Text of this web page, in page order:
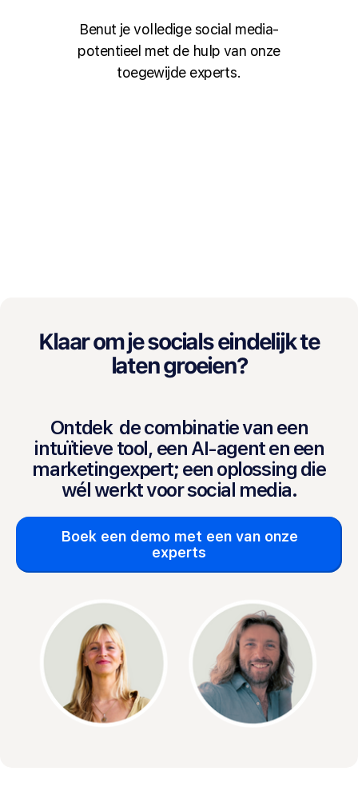
Benut je volledige social media-
potentieel met de hulp van onze
toegewijde experts.
Klaar om je socials eindelijk te
laten groeien?
Ontdek de combinatie van een
intuïtieve tool, een AI-agent en een
marketingexpert; een oplossing die
wél werkt voor social media.
Boek een demo met een van onze
experts